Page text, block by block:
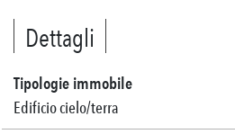
Dettagli
Tipologie immobile
Edificio cielo/terra